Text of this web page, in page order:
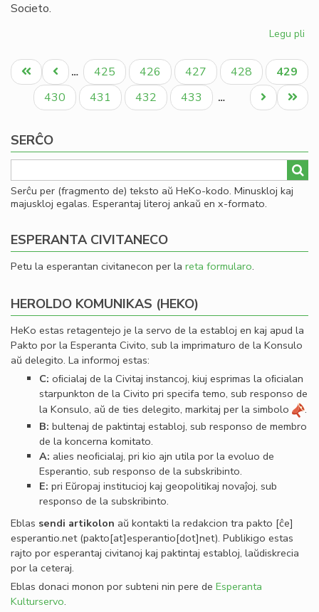
Societo.
Legu pli
en
Pagination
Unua
paĝo
Antaŭa
paĝo
… Paĝo
425 Paĝo
426 Paĝo
427 Paĝo
428
Aktuala
paĝo
429
Paĝo
430 Paĝo
431 Paĝo
432 Paĝo
433 …
Last
page
Next
page
SERĈO
Serĉu per (fragmento de) teksto aŭ HeKo-kodo. Minuskloj kaj
majuskloj egalas. Esperantaj literoj ankaŭ en x-formato.
ESPERANTA CIVITANECO
Petu la esperantan civitanecon per la reta formularo.
HEROLDO KOMUNIKAS (HEKO)
HeKo estas retagentejo je la servo de la establoj en kaj apud la
Pakto por la Esperanta Civito, sub la imprimaturo de la Konsulo
aŭ delegito. La informoj estas:
C: oﬁcialaj de la Civitaj instancoj, kiuj esprimas la oﬁcialan
starpunkton de la Civito pri specifa temo, sub responso de
la Konsulo, aŭ de ties delegito, markitaj per la simbolo
.
B: bultenaj de paktintaj establoj, sub responso de membro
de la koncerna komitato.
A: alies neoﬁcialaj, pri kio ajn utila por la evoluo de
Esperantio, sub responso de la subskribinto.
E: pri Eŭropaj institucioj kaj geopolitikaj novaĵoj, sub
responso de la subskribinto.
Eblas sendi artikolon aŭ kontakti la redakcion tra pakto [ĉe]
esperantio.net(pakto[at]esperantio[dot]net). Publikigo estas
rajto por esperantaj civitanoj kaj paktintaj establoj, laŭdiskrecia
por la ceteraj.
Eblas donaci monon por subteni nin pere de Esperanta
Kulturservo.